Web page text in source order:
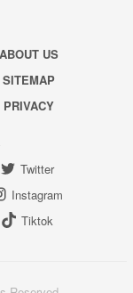
ABOUT US
SITEMAP
PRIVACY
Twitter
Instagram
Tiktok